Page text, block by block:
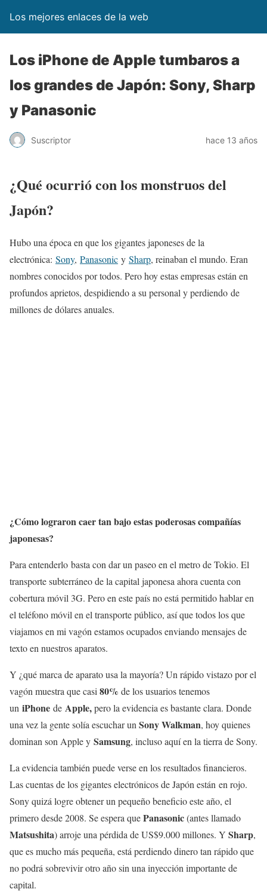
Los mejores enlaces de la web
Los iPhone de Apple tumbaros a
los grandes de Japón: Sony, Sharp
y Panasonic
Suscriptor hace 13 años
¿Qué ocurrió con los monstruos del
Japón?
Hubo una época en que los gigantes japoneses de la
electrónica: Sony, Panasonic y Sharp, reinaban el mundo. Eran
nombres conocidos por todos. Pero hoy estas empresas están en
profundos aprietos, despidiendo a su personal y perdiendo de
millones de dólares anuales.
¿Cómo lograron caer tan bajo estas poderosas compañías
japonesas?
Para entenderlo basta con dar un paseo en el metro de Tokio. El
transporte subterráneo de la capital japonesa ahora cuenta con
cobertura móvil 3G. Pero en este país no está permitido hablar en
el teléfono móvil en el transporte público, así que todos los que
viajamos en mi vagón estamos ocupados enviando mensajes de
texto en nuestros aparatos.
Y ¿qué marca de aparato usa la mayoría? Un rápido vistazo por el
vagón muestra que casi80% de los usuarios tenemos
un iPhone de Apple,pero la evidencia es bastante clara. Donde
una vez la gente solía escuchar unSony Walkman, hoy quienes
dominan son Apple y Samsung, incluso aquí en la tierra de Sony.
La evidencia también puede verse en los resultados financieros.
Las cuentas de los gigantes electrónicos de Japón están en rojo.
Sony quizá logre obtener un pequeño beneficio este año, el
primero desde 2008. Se espera quePanasonic(antes llamado
Matsushita) arroje una pérdida de US$9.000 millones. Y Sharp,
que es mucho más pequeña, está perdiendo dinero tan rápido que
no podrá sobrevivir otro año sin una inyección importante de
capital.